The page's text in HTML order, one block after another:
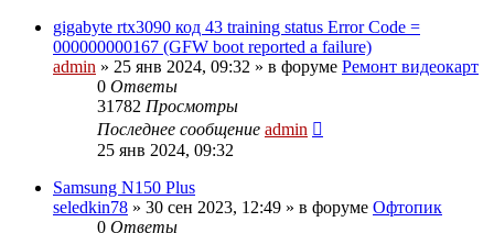
gigabyte rtx3090 код 43 training status Error Code =
000000000167 (GFW boot reported a failure)
admin » 25 янв 2024, 09:32 » в форуме Ремонт видеокарт
0 Ответы
31782 Просмотры
Последнее сообщение admin
25 янв 2024, 09:32
Samsung N150 Plus
seledkin78 » 30 сен 2023, 12:49 » в форуме Офтопик
0 Ответы